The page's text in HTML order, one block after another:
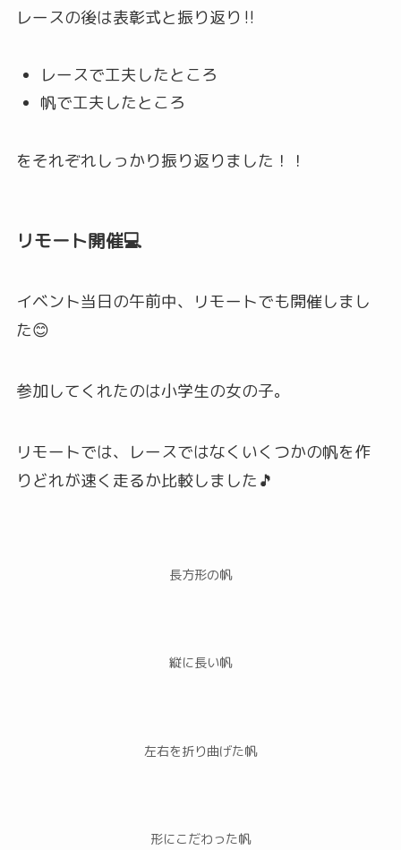
レースの後は表彰式と振り返り‼
レースで工夫したところ
帆で工夫したところ
をそれぞれしっかり振り返りました！！
リモート開催💻
イベント当日の午前中、リモートでも開催しまし
た😊
参加してくれたのは小学生の女の子。
リモートでは、レースではなくいくつかの帆を作
りどれが速く走るか比較しました🎵
長方形の帆
縦に長い帆
左右を折り曲げた帆
形にこだわった帆